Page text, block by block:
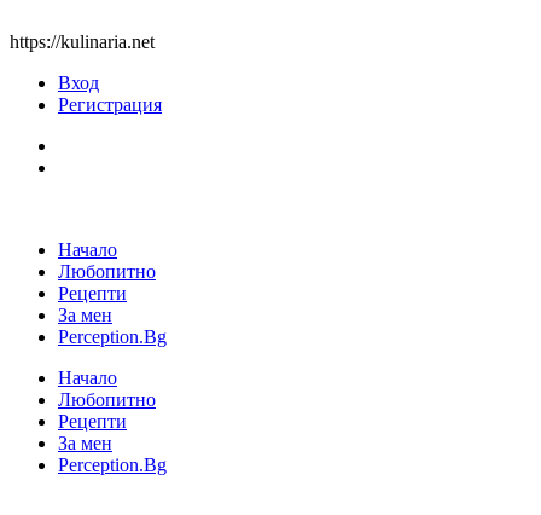
https://kulinaria.net
Вход
Регистрация
Начало
Любопитно
Рецепти
За мен
Perception.Bg
Начало
Любопитно
Рецепти
За мен
Perception.Bg